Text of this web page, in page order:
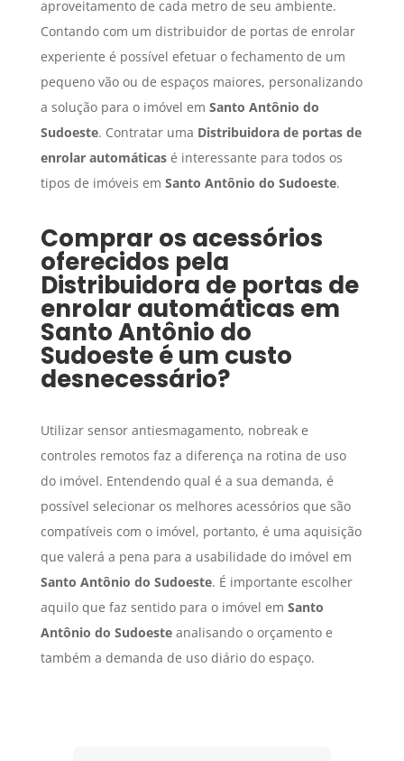
aproveitamento de cada metro de seu ambiente.
Contando com um distribuidor de portas de enrolar
experiente é possível efetuar o fechamento de um
pequeno vão ou de espaços maiores, personalizando
a solução para o imóvel em Santo Antônio do
Sudoeste. Contratar uma Distribuidora de portas de
enrolar automáticasé interessante para todos os
tipos de imóveis em Santo Antônio do Sudoeste.
Comprar os acessórios
oferecidos pela
Distribuidora de portas de
enrolar automáticas em
Santo Antônio do
Sudoesteé um custo
desnecessário?
Utilizar sensor antiesmagamento, nobreak e
controles remotos faz a diferença na rotina de uso
do imóvel. Entendendo qual é a sua demanda, é
possível selecionar os melhores acessórios que são
compatíveis com o imóvel, portanto, é uma aquisição
que valerá a pena para a usabilidade do imóvel em
Santo Antônio do Sudoeste. É importante escolher
aquilo que faz sentido para o imóvel em Santo
Antônio do Sudoesteanalisando o orçamento e
também a demanda de uso diário do espaço.